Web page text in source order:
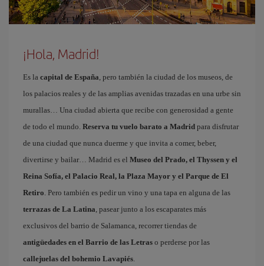
¡Hola, Madrid!
Es la capital de España, pero también la ciudad de los museos, de
los palacios reales y de las amplias avenidas trazadas en una urbe sin
murallas… Una ciudad abierta que recibe con generosidad a gente
de todo el mundo. Reserva tu vuelo barato a Madrid para disfrutar
de una ciudad que nunca duerme y que invita a comer, beber,
divertirse y bailar… Madrid es el Museo del Prado, el Thyssen y el
Reina Sofía, el Palacio Real, la Plaza Mayor y el Parque de El
Retiro. Pero también es pedir un vino y una tapa en alguna de las
terrazas de La Latina, pasear junto a los escaparates más
exclusivos del barrio de Salamanca, recorrer tiendas de
antigüedades en el Barrio de las Letras o perderse por las
callejuelas del bohemio Lavapiés.